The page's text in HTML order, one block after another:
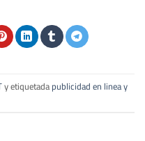
y etiquetadapublicidad en linea y